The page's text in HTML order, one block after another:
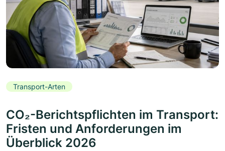
Transport-Arten
CO₂-Berichtspflichten im Transport:
Fristen und Anforderungen im
Überblick 2026